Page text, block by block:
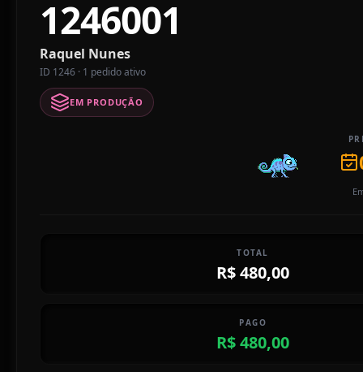
1246001
Raquel Nunes
ID 1246 · 1 pedido ativo
EM PRODUÇÃO
TOTAL
R$ 480,00
PAGO
R$ 480,00